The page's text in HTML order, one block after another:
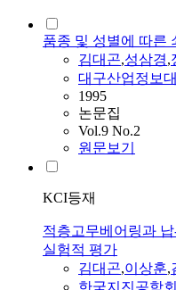
품종 및 성별에 따른
김대곤,성삼경,
대구산업정보
1995
논문집
Vol.9 No.2
원문보기
KCI등재
적층고무베어링과
실험적 평가
김대곤,이상훈,